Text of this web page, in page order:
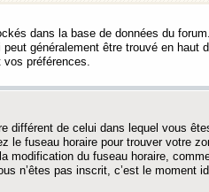
dans la base de données du
généralement être trouvé en haut
préférences.
différent de celui dans lequel vous
le fuseau horaire pour trouver votre
modification du fuseau horaire,
n’êtes pas inscrit, c’est le moment